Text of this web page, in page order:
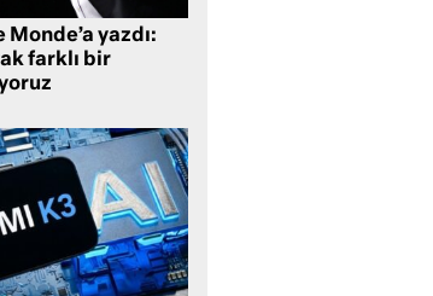
yazdı:
farklı bir